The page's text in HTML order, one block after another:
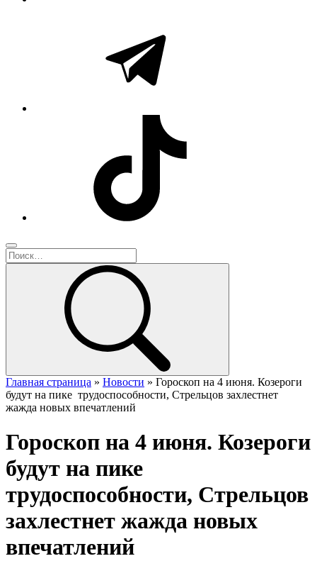
Главная страница » Новости » Гороскоп на 4 июня. Козероги
будут на пике трудоспособности, Стрельцов захлестнет
жажда новых впечатлений
Гороскоп на 4 июня. Козероги
будут на пике
трудоспособности, Стрельцов
захлестнет жажда новых
впечатлений